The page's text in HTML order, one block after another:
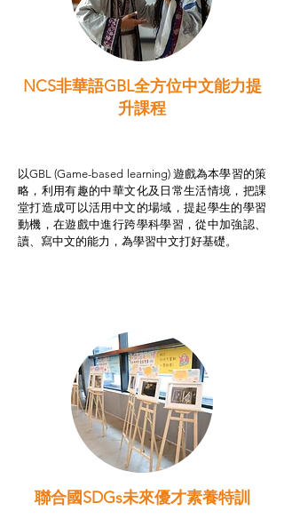
NCS非華語GBL全方位中文能力提
升課程
以GBL (Game-based learning) 遊戲為本學習的策
略，利用有趣的中華文化及日常生活情境，把課
堂打造成可以活用中文的場域，提起學生的學習
動機，在遊戲中進行跨學科學習，從中加強認、
讀、寫中文的能力，為學習中文打好基礎。
聯合國SDGs未來優才素養特訓